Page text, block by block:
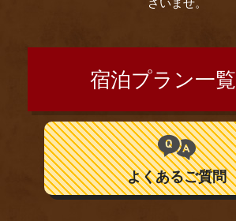
宿泊プラン一覧
よくあるご質問